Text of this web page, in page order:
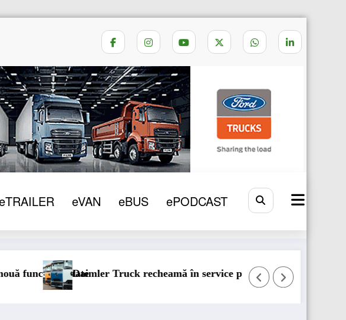
eVAN eBUS ePODCAST
camion se înrăutățește în întreaga lume, arata un studiu IRU
în service peste 131.000 de camioaneDKV Mobility achiziționează pachetul